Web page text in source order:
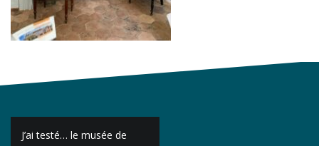
Navigation
J’ai testé… le musée de